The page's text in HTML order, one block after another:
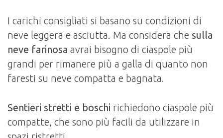
I carichi consigliati si basano su condizioni di
neve leggera e asciutta. Ma considera che sulla
neve farinosa avrai bisogno di ciaspole più
grandi per rimanere più a galla di quanto non
faresti su neve compatta e bagnata.
Sentieri stretti e boschi richiedono ciaspole più
compatte, che sono più facili da utilizzare in